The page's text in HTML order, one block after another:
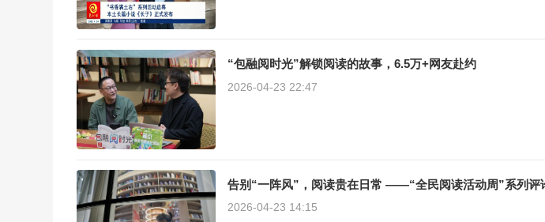
“包融阅时光”解锁阅读的故事，6.5万+网友赴约
2026-04-23 22:47
告别“一阵风”，阅读贵在日常 ——“全民阅读活动周”系列评
2026-04-23 14:15